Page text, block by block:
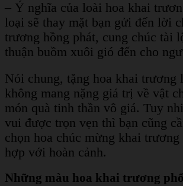
– Ý nghĩa của loài hoa khai
loại sẽ thay mặt bạn gửi đến lời
trương hồng phát, cung chúc tài
thuận buồm xuôi gió đến cho
Nói chung, tặng hoa khai trương
không mang nặng giá trị về vật
món quà tinh thần vô giá. Tuy
vui được trọn vẹn thì bạn cũng
chọn hoa chúc mừng khai
hợp với hoàn cảnh.
Những màu hoa khai trương